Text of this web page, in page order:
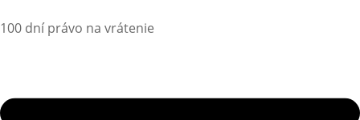
100 dní právo na vrátenie